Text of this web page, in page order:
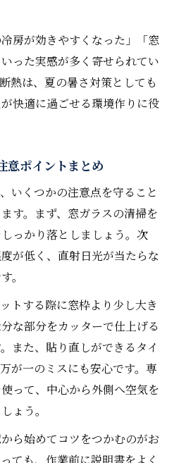
房が効きやすくなった」「窓
った実感が多く寄せられてい
熱は、夏の暑さ対策としても
快適に過ごせる環境作りに役
意ポイントまとめ
いくつかの注意点を守ること
す。まず、窓ガラスの清掃を
っかり落としましょう。次
が低く、直射日光が当たらな
。
トする際に窓枠より少し大き
な部分をカッターで仕上げる
また、貼り直しができるタイ
が一のミスにも安心です。専
って、中心から外側へ空気を
ょう。
ら始めてコツをつかむのがお